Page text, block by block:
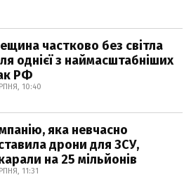
частково без світла
однієї з наймасштабніших
РФ
10:40
яка невчасно
дрони для ЗСУ,
на 25 мільйонів
11:31